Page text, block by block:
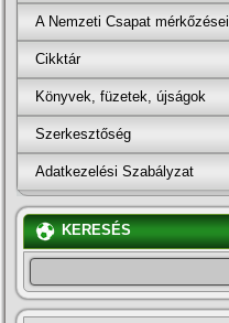
A Nemzeti Csapat mérkőzései
Cikktár
Könyvek, füzetek, újságok
Szerkesztőség
Adatkezelési Szabályzat
KERESÉS